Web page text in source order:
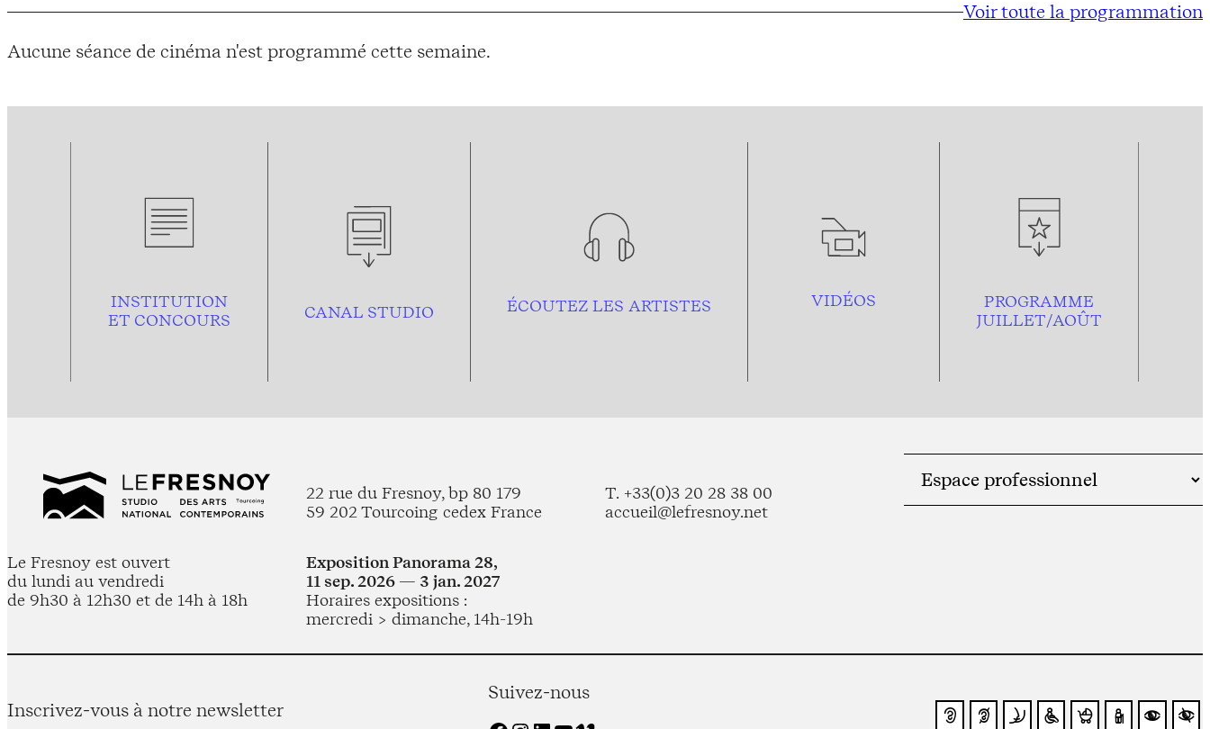
Voir toute la programmation
Aucune séance de cinéma n'est programmé cette semaine.
INSTITUTION
ET CONCOURS
CANAL STUDIO ÉCOUTEZ LES ARTISTES VIDÉOS
PROGRAMME
JUILLET/AOÛT
22 rue du Fresnoy, bp 80 179
59 202 Tourcoing cedex France
T. +33(0)3 20 28 38 00
accueil@lefresnoy.net
Le Fresnoy est ouvert
du lundi au vendredi
de 9h30 à 12h30 et de 14h à 18h
Exposition Panorama 28,
11 sep. 2026 — 3 jan. 2027
Horaires expositions :
mercredi > dimanche, 14h-19h
Inscrivez-vous à notre newsletter
Suivez-nous